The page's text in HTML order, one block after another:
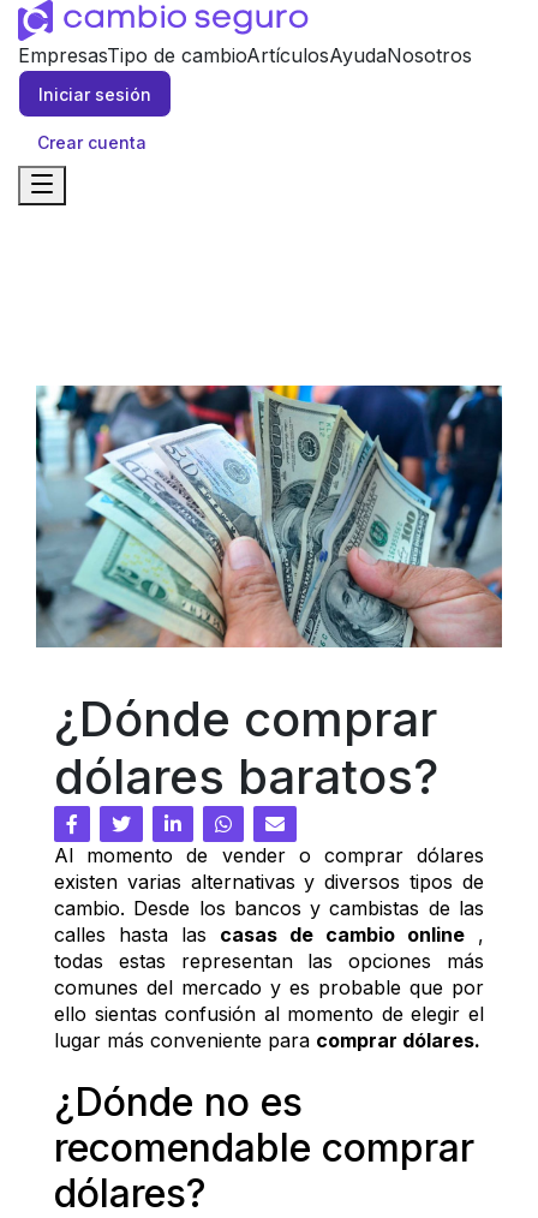
EmpresasTipo de cambioArtículosAyudaNosotros
Iniciar sesión
Crear cuenta
¿Dónde comprar
dólares baratos?
Al momento de vender o comprar dólares
existen varias alternativas y diversos tipos de
cambio. Desde los bancos y cambistas de las
calles hasta las casas de cambio online ,
todas estas representan las opciones más
comunes del mercado y es probable que por
ello sientas confusión al momento de elegir el
lugar más conveniente para comprar dólares.
¿Dónde no es
recomendable comprar
dólares?